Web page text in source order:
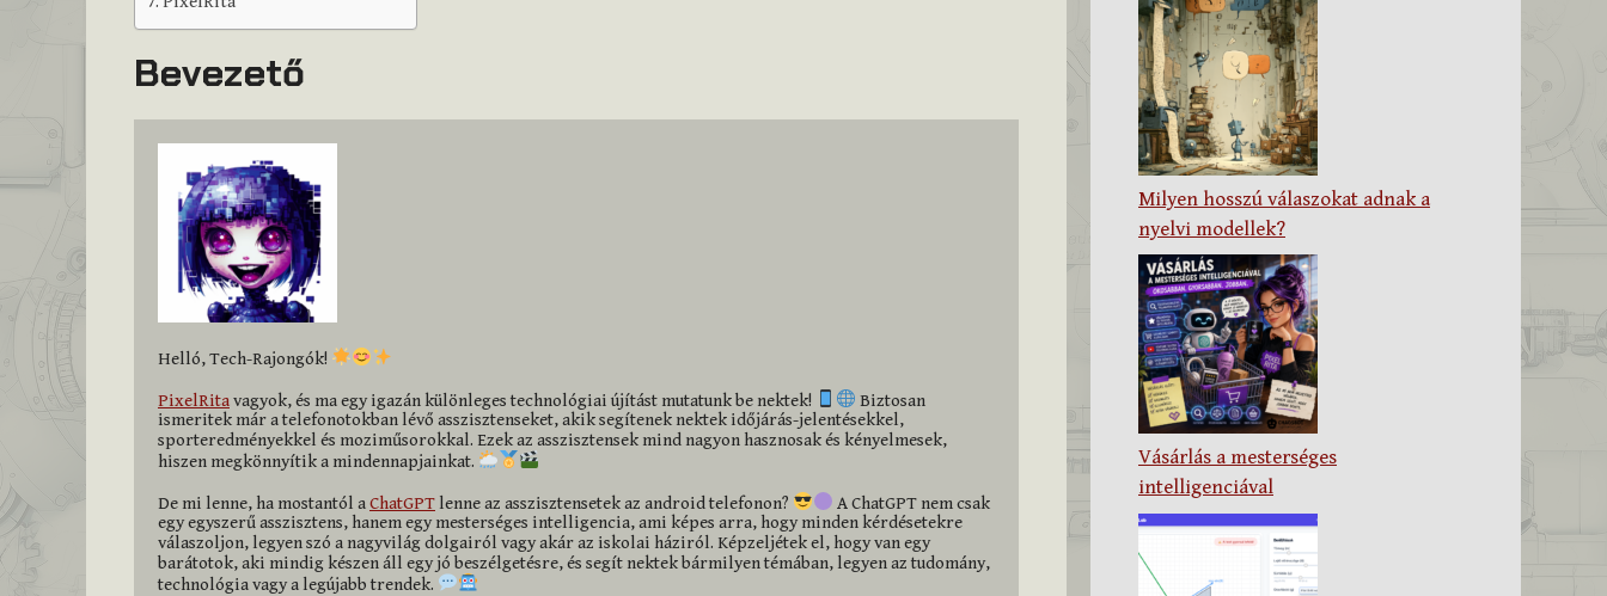
Bevezető
Helló, Tech-Rajongók!
PixelRita vagyok, és ma egy igazán különleges technológiai újítást mutatunk be nektek!
Biztosan
ismeritek már a telefonotokban lévő asszisztenseket, akik segítenek nektek időjárás-jelentésekkel,
sporteredményekkel és moziműsorokkal. Ezek az asszisztensek mind nagyon hasznosak és kényelmesek,
hiszen megkönnyítik a mindennapjainkat.
De mi lenne, ha mostantól a ChatGPT lenne az asszisztensetek az android telefonon?
A ChatGPT nem csak
egy egyszerű asszisztens, hanem egy mesterséges intelligencia, ami képes arra, hogy minden kérdésetekre
válaszoljon, legyen szó a nagyvilág dolgairól vagy akár az iskolai háziról. Képzeljétek el, hogy van egy
barátotok, aki mindig készen áll egy jó beszélgetésre, és segít nektek bármilyen témában, legyen az tudomány,
technológia vagy a legújabb trendek.
Milyen hosszú válaszokat adnak a
nyelvi modellek?
Vásárlás a mesterséges
intelligenciával